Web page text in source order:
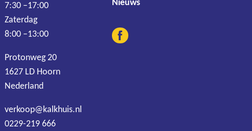
7:30 –17:00
Zaterdag
8:00 –13:00
Protonweg 20
1627 LD Hoorn
Nederland
verkoop@kalkhuis.nl
0229-219 666